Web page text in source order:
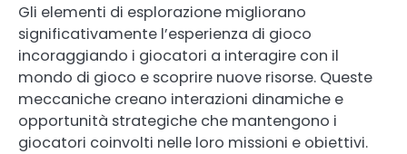
Gli elementi di esplorazione migliorano
significativamente l’esperienza di gioco
incoraggiando i giocatori a interagire con il
mondo di gioco e scoprire nuove risorse. Queste
meccaniche creano interazioni dinamiche e
opportunità strategiche che mantengono i
giocatori coinvolti nelle loro missioni e obiettivi.